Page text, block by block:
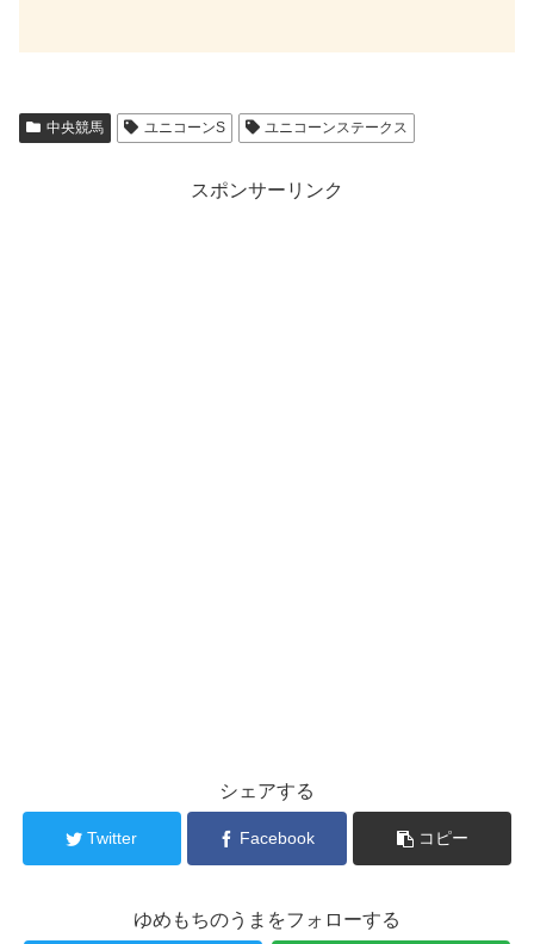
中央競馬 ユニコーンS ユニコーンステークス
スポンサーリンク
シェアする
Twitter Facebook コピー
ゆめもちのうまをフォローする